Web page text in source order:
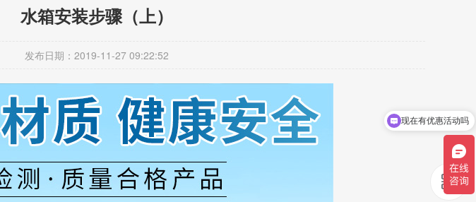
水箱安装步骤（上）
发布日期：2019-11-27 09:22:52
现在有优惠活动吗